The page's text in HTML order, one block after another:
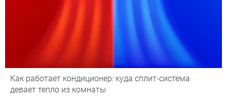
Как работает кондиционер: куда сплит-система
девает тепло из комнаты